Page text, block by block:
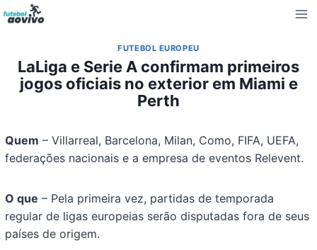
Pular
para
Conteúdo
FUTEBOL EUROPEU
LaLiga e Serie A confirmam primeiros
jogos oficiais no exterior em Miami e
Perth
Quem – Villarreal, Barcelona, Milan, Como, FIFA, UEFA,
federações nacionais e a empresa de eventos Relevent.
O que – Pela primeira vez, partidas de temporada
regular de ligas europeias serão disputadas fora de seus
países de origem.